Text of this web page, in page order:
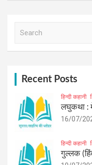
Recent Posts
हिन्दी कहानी
लघुकथा :
16/07/
हिन्दी कहानी
गुल्लक